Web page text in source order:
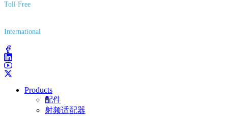
Toll Free
International
Products
配件
射频适配器